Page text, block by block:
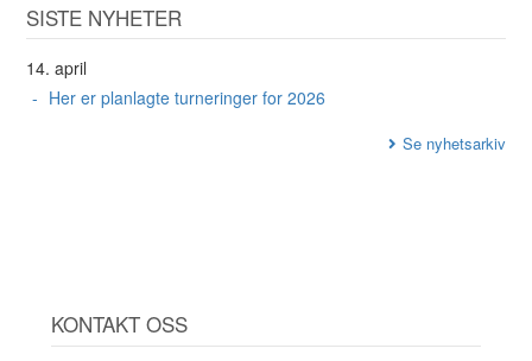
SISTE NYHETER
14. april
Her er planlagte turneringer for 2026
Se nyhetsarkiv
KONTAKT OSS